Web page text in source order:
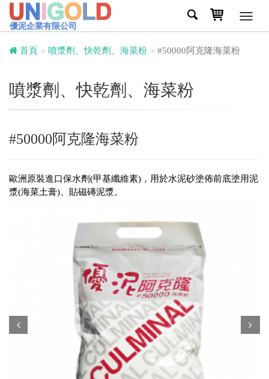
優泥企業有限公司
首頁 噴漿劑、快乾劑、海菜粉 #50000阿克隆海菜粉
噴漿劑、快乾劑、海菜粉
#50000阿克隆海菜粉
歐洲原裝進口保水劑(甲基纖維素)，用於水泥砂塗佈前底塗用泥
漿(海菜土膏)、貼磁磚泥漿。
Prev Next